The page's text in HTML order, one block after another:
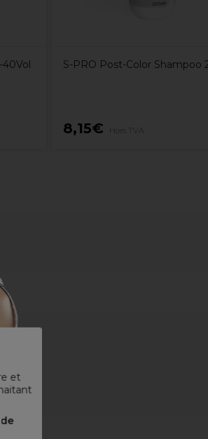
et
40Vol
S-PRO Post-Color Shampoo
8,15€